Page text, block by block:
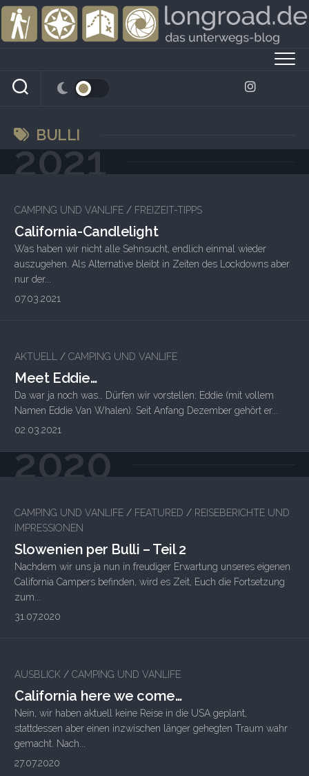
Skip
content
BULLI
2021
CAMPING UND VANLIFE / FREIZEIT-TIPPS
California-Candlelight
Was haben wir nicht alle Sehnsucht, endlich einmal wieder
auszugehen. Als Alternative bleibt in Zeiten des Lockdowns aber
nur der...
07.03.2021
AKTUELL / CAMPING UND VANLIFE
Meet Eddie…
Da war ja noch was… Dürfen wir vorstellen: Eddie (mit vollem
Namen Eddie Van Whalen): Seit Anfang Dezember gehört er...
02.03.2021
2020
CAMPING UND VANLIFE / FEATURED / REISEBERICHTE UND
IMPRESSIONEN
Slowenien per Bulli – Teil 2
Nachdem wir uns ja nun in freudiger Erwartung unseres eigenen
California Campers befinden, wird es Zeit, Euch die Fortsetzung
zum...
31.07.2020
AUSBLICK / CAMPING UND VANLIFE
California here we come…
Nein, wir haben aktuell keine Reise in die USA geplant,
stattdessen aber einen inzwischen länger gehegten Traum wahr
gemacht. Nach...
27.07.2020